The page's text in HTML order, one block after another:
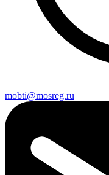
mobti@mosreg.ru